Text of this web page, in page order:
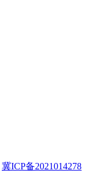
冀ICP备2021014278